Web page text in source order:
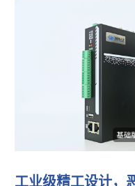
工业级精工设计，